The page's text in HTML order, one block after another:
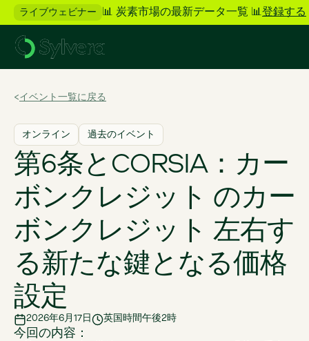
ライブウェビナー 📊 炭素市場の最新データ一覧 📊登録する
>イベント一覧に戻る
オンライン 過去のイベント
第6条とCORSIA：カー
ボンクレジット のカー
ボンクレジット 左右す
る新たな鍵となる価格
設定
2026年6月17日 英国時間午後2時
今回の内容：